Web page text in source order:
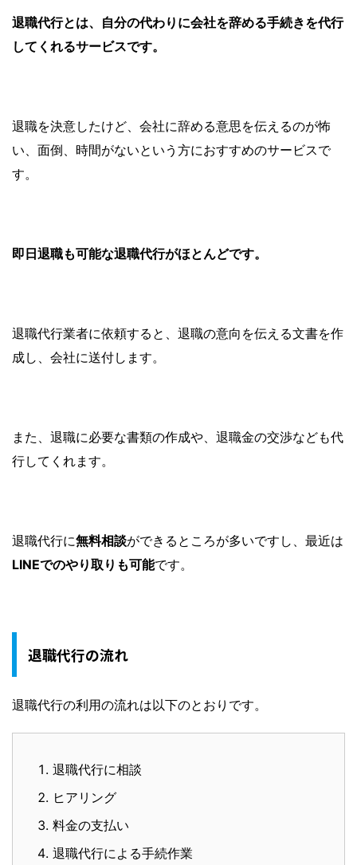
退職代行とは、自分の代わりに会社を辞める手続きを代行
してくれるサービスです。
退職を決意したけど、会社に辞める意思を伝えるのが怖
い、面倒、時間がないという方におすすめのサービスで
す。
即日退職も可能な退職代行がほとんどです。
退職代行業者に依頼すると、退職の意向を伝える文書を作
成し、会社に送付します。
また、退職に必要な書類の作成や、退職金の交渉なども代
行してくれます。
退職代行に無料相談ができるところが多いですし、最近は
LINEでのやり取りも可能です。
退職代行の流れ
退職代行の利用の流れは以下のとおりです。
退職代行に相談
ヒアリング
料金の支払い
退職代行による手続作業